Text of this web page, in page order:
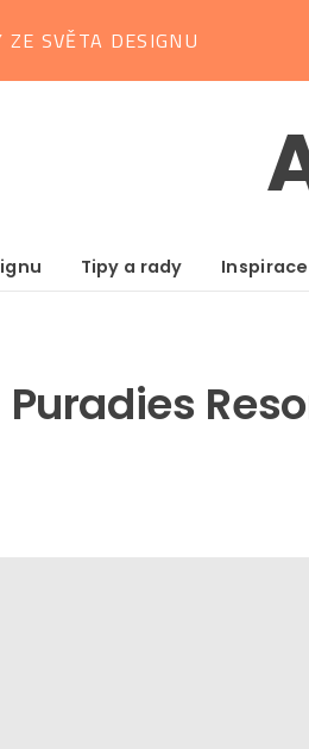
ZE SVĚTA DESIGNU
Tipy a rady Inspirace
Puradies